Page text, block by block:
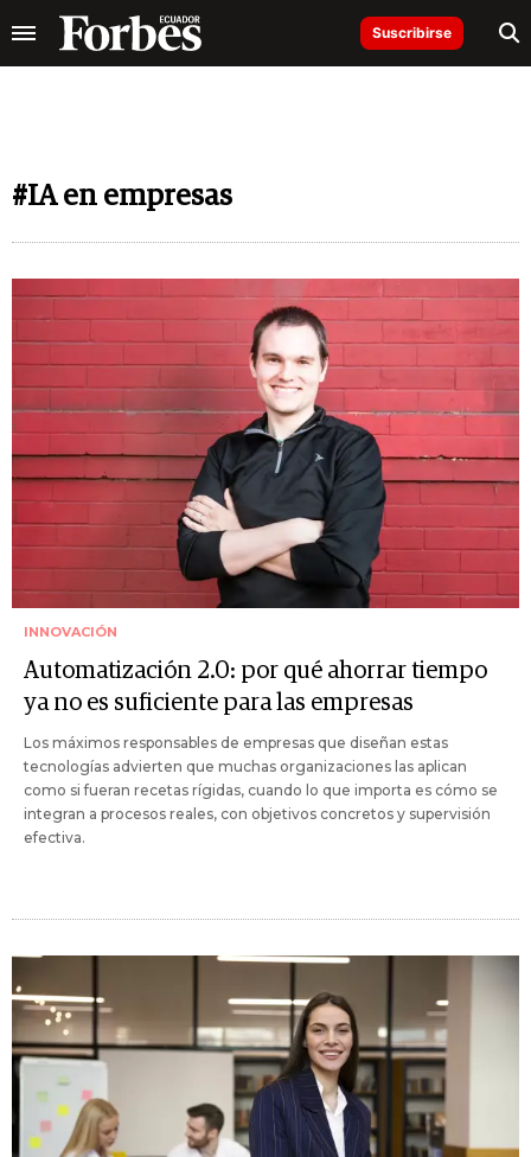
Suscribirse
#IA en empresas
INNOVACIÓN
Automatización 2.0: por qué ahorrar tiempo
ya no es suficiente para las empresas
Los máximos responsables de empresas que diseñan estas
tecnologías advierten que muchas organizaciones las aplican
como si fueran recetas rígidas, cuando lo que importa es cómo se
integran a procesos reales, con objetivos concretos y supervisión
efectiva.